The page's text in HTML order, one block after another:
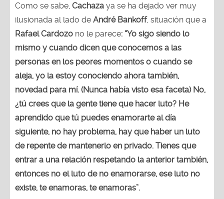
Como se sabe, Cachaza ya se ha dejado ver muy
ilusionada al lado de André Bankoff, situación que a
Rafael Cardozo no le parece: “Yo sigo siendo lo
mismo y cuando dicen que conocemos a las
personas en los peores momentos o cuando se
aleja, yo la estoy conociendo ahora también,
novedad para mí. (Nunca había visto esa faceta) No,
¿tú crees que la gente tiene que hacer luto? He
aprendido que tú puedes enamorarte al día
siguiente, no hay problema, hay que haber un luto
de repente de mantenerlo en privado. Tienes que
entrar a una relación respetando la anterior también,
entonces no el luto de no enamorarse, ese luto no
existe, te enamoras, te enamoras”.